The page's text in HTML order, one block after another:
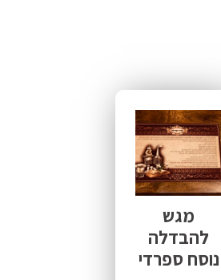
מגש
להבדלה
נוסח ספרדי